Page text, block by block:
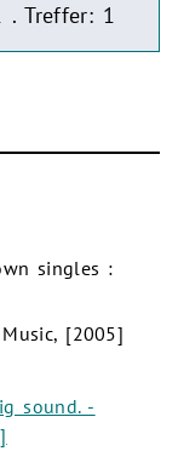
. Treffer: 1
singles :
[2005]
sound. -